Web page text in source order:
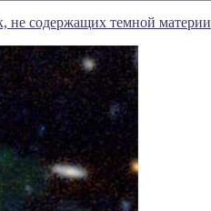
не содержащих темной материи